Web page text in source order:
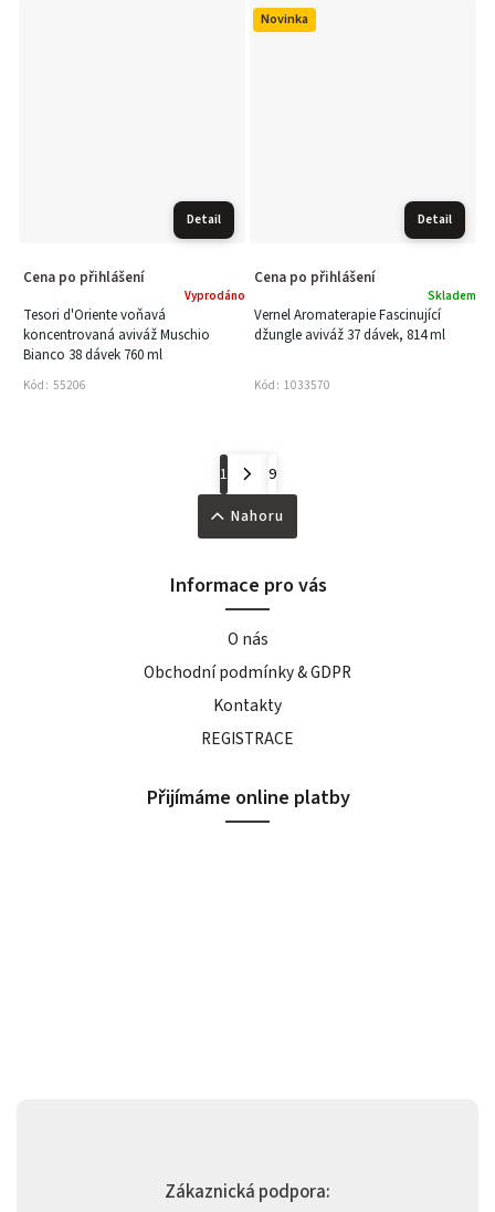
Detail
Tesori d'Oriente voňavá
koncentrovaná aviváž Muschio
Bianco 38 dávek 760 ml
Vyprodáno
Cena po přihlášení
Kód: 55206
Novinka
Detail
Vernel Aromaterapie Fascinující
džungle aviváž 37 dávek, 814 ml
Skladem
Cena po přihlášení
Kód: 1033570
1
9
Nahoru
Zákaznická podpora:
Informace pro vás
O nás
Obchodní podmínky & GDPR
Kontakty
REGISTRACE
Přijímáme online platby